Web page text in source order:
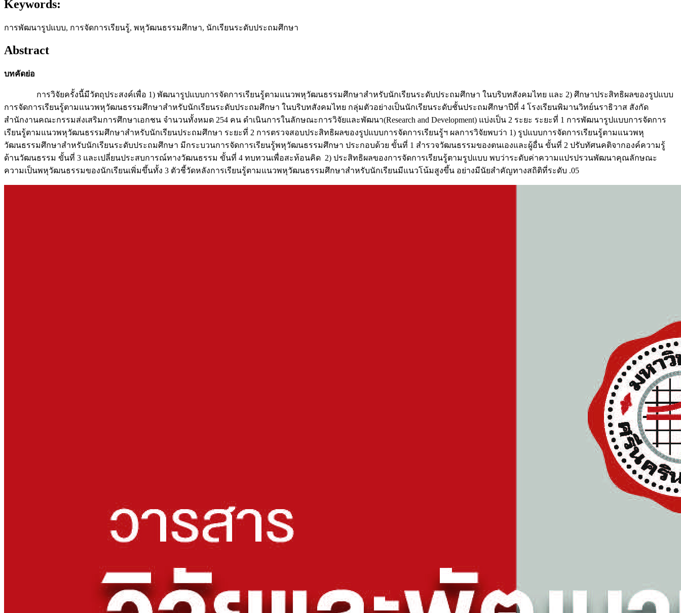
Keywords:
การพัฒนารูปแบบ, การจัดการเรียนรู้, พหุวัฒนธรรมศึกษา, นักเรียนระดับประถมศึกษา
Abstract
บทคัดย่อ
การวิจัยครั้งนี้มีวัตถุประสงค์เพื่อ 1) พัฒนารูปแบบการจัดการเรียนรู้ตามแนวพหุวัฒนธรรมศึกษาสำหรับนักเรียนระดับประถมศึกษา ในบริบทสังคมไทย และ 2) ศึกษาประสิทธิผลของรูปแบบ
การจัดการเรียนรู้ตามแนวพหุวัฒนธรรมศึกษาสำหรับนักเรียนระดับประถมศึกษา ในบริบทสังคมไทย กลุ่มตัวอย่างเป็นนักเรียนระดับชั้นประถมศึกษาปีที่ 4 โรงเรียนพิมานวิทย์นราธิวาส สังกัด
สำนักงานคณะกรรมส่งเสริมการศึกษาเอกชน จำนวนทั้งหมด 254 คน ดำเนินการในลักษณะการวิจัยและพัฒนา(Research and Development) แบ่งเป็น 2 ระยะ ระยะที่ 1 การพัฒนารูปแบบการจัดการ
เรียนรู้ตามแนวพหุวัฒนธรรมศึกษาสำหรับนักเรียนประถมศึกษา ระยะที่ 2 การตรวจสอบประสิทธิผลของรูปแบบการจัดการเรียนรู้ฯ ผลการวิจัยพบว่า 1) รูปแบบการจัดการเรียนรู้ตามแนวพหุ
วัฒนธรรมศึกษาสำหรับนักเรียนระดับประถมศึกษา มีกระบวนการจัดการเรียนรู้พหุวัฒนธรรมศึกษา ประกอบด้วย ขั้นที่ 1 สำรวจวัฒนธรรมของตนเองและผู้อื่น ขั้นที่ 2 ปรับทัศนคติจากองค์ความรู้
ด้านวัฒนธรรม ขั้นที่ 3 และเปลี่ยนประสบการณ์ทางวัฒนธรรม ขั้นที่ 4 ทบทวนเพื่อสะท้อนคิด 2) ประสิทธิผลของการจัดการเรียนรู้ตามรูปแบบ พบว่าระดับค่าความแปรปรวนพัฒนาคุณลักษณะ
ความเป็นพหุวัฒนธรรมของนักเรียนเพิ่มขึ้นทั้ง 3 ตัวชี้วัดหลังการเรียนรู้ตามแนวพหุวัฒนธรรมศึกษาสำหรับนักเรียนมีแนวโน้มสูงขึ้น อย่างมีนัยสำคัญทางสถิติที่ระดับ .05